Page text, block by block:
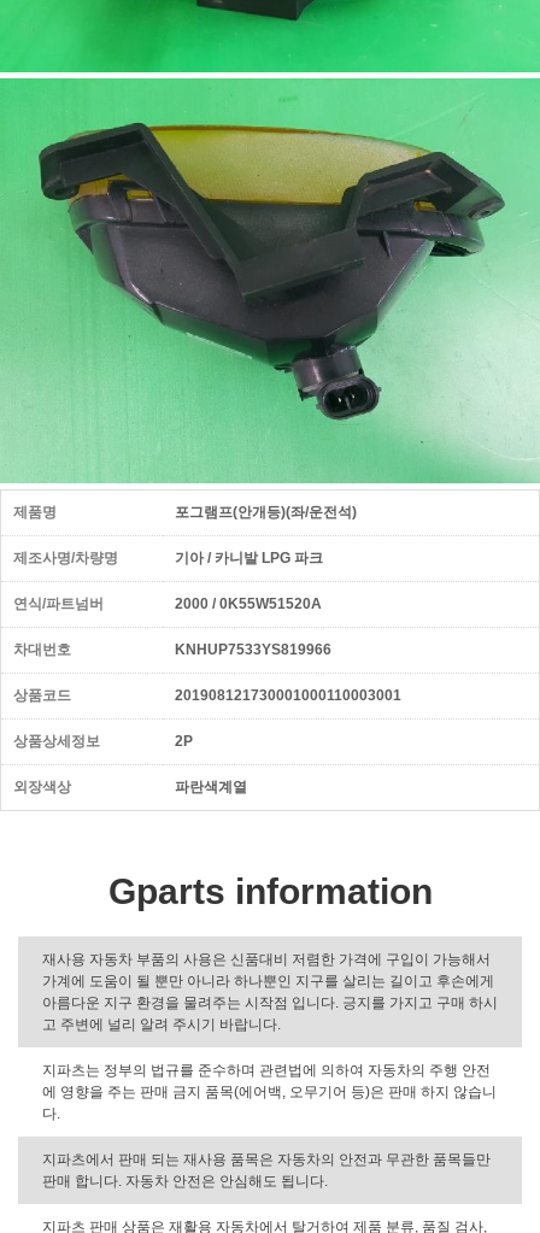
제품명 포그램프(안개등)(좌/운전석)
제조사명/차량명 기아 / 카니발 LPG 파크
연식/파트넘버 2000 / 0K55W51520A
차대번호 KNHUP7533YS819966
상품코드 201908121730001000110003001
상품상세정보 2P
외장색상 파란색계열
Gparts information
재사용 자동차 부품의 사용은 신품대비 저렴한 가격에 구입이 가능해서
가계에 도움이 될 뿐만 아니라 하나뿐인 지구를 살리는 길이고 후손에게
아름다운 지구 환경을 물려주는 시작점 입니다. 긍지를 가지고 구매 하시
고 주변에 널리 알려 주시기 바랍니다.
지파츠는 정부의 법규를 준수하며 관련법에 의하여 자동차의 주행 안전
에 영향을 주는 판매 금지 품목(에어백, 오무기어 등)은 판매 하지 않습니
다.
지파츠에서 판매 되는 재사용 품목은 자동차의 안전과 무관한 품목들만
판매 합니다. 자동차 안전은 안심해도 됩니다.
지파츠 판매 상품은 재활용 자동차에서 탈거하여 제품 분류, 품질 검사,